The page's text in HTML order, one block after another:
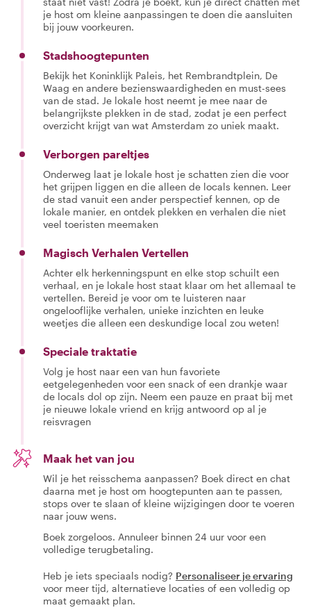
je host om kleine aanpassingen te doen die aansluiten
bij jouw voorkeuren.
Stadshoogtepunten
Bekijk het Koninklijk Paleis, het Rembrandtplein, De
Waag en andere bezienswaardigheden en must-sees
van de stad. Je lokale host neemt je mee naar de
belangrijkste plekken in de stad, zodat je een perfect
overzicht krijgt van wat Amsterdam zo uniek maakt.
Verborgen pareltjes
Onderweg laat je lokale host je schatten zien die voor
het grijpen liggen en die alleen de locals kennen. Leer
de stad vanuit een ander perspectief kennen, op de
lokale manier, en ontdek plekken en verhalen die niet
veel toeristen meemaken
Magisch Verhalen Vertellen
Achter elk herkenningspunt en elke stop schuilt een
verhaal, en je lokale host staat klaar om het allemaal te
vertellen. Bereid je voor om te luisteren naar
ongelooflijke verhalen, unieke inzichten en leuke
weetjes die alleen een deskundige local zou weten!
Speciale traktatie
Volg je host naar een van hun favoriete
eetgelegenheden voor een snack of een drankje waar
de locals dol op zijn. Neem een pauze en praat bij met
je nieuwe lokale vriend en krijg antwoord op al je
reisvragen
Maak het van jou
Wil je het reisschema aanpassen? Boek direct en chat
daarna met je host om hoogtepunten aan te passen,
stops over te slaan of kleine wijzigingen door te voeren
naar jouw wens.
Boek zorgeloos. Annuleer binnen 24 uur voor een
volledige terugbetaling.
Heb je iets speciaals nodig? Personaliseer je ervaring
voor meer tijd, alternatieve locaties of een volledig op
maat gemaakt plan.